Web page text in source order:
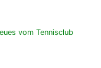
vom Tennisclub